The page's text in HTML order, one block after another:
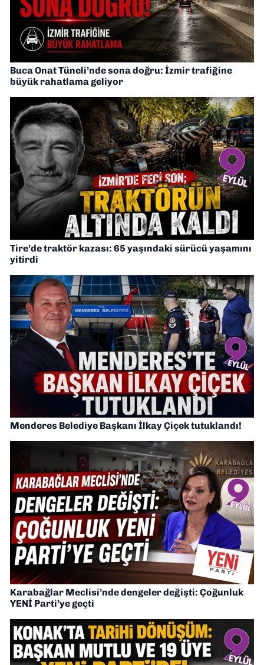
Buca Onat Tüneli’nde sona doğru: İzmir trafiğine
büyük rahatlama geliyor
Tire’de traktör kazası: 65 yaşındaki sürücü yaşamını
yitirdi
Menderes Belediye Başkanı İlkay Çiçek tutuklandı!
Karabağlar Meclisi’nde dengeler değişti: Çoğunluk
YENİ Parti’ye geçti